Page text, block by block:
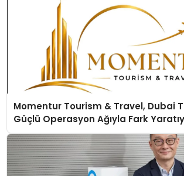
Momentur Tourism & Travel, Dubai
Güçlü Operasyon Ağıyla Fark